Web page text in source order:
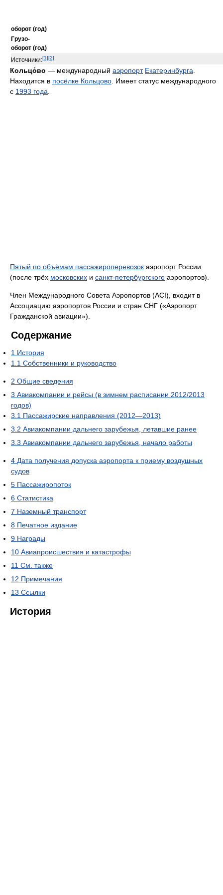
оборот (год)
Грузо-
оборот (год)
Источники:[1][2]
Кольцо́во — международный аэропорт Екатеринбурга
Находится в посёлке Кольцово . Имеет статус международного
с 1993 года
Пятый по объёмам пассажироперевозок аэропорт России
(после трёх московских и санкт-петербургского аэропортов).
Член Международного Совета Аэропортов (ACI), входит в
Ассоциацию аэропортов России и стран СНГ («Аэропорт
Гражданской авиации»).
Содержание
1 История
1.1 Собственники и руководство
2 Общие сведения
3 Авиакомпании и рейсы (в зимнем расписании 2012/2013
годов)
3.1 Пассажирские направления (2012—2013)
3.2 Авиакомпании дальнего зарубежья, летавшие ранее
3.3 Авиакомпании дальнего зарубежья, начало работы
4 Дата получения допуска аэропорта к приему воздушных
судов
5 Пассажиропоток
6 Статистика
7 Наземный транспорт
8 Печатное издание
9 Награды
10 Авиапроисшествия и катастрофы
11 См. также
12 Примечания
13 Ссылки
История